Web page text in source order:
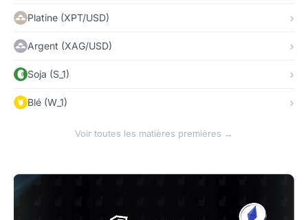
Platine (XPT/USD)
Argent (XAG/USD)
Soja (S_1)
Blé (W_1)
Voir toutes les matières premières →